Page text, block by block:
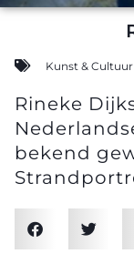
Rineke
bekend
Kunst & Cultuur